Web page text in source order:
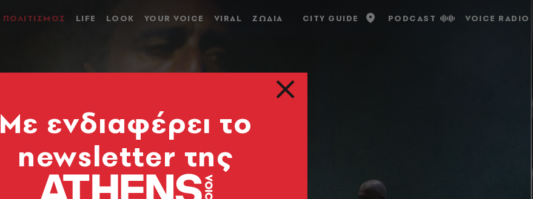
ΠΟΛΙΤΙΣΜΟΣ LIFE LOOK YOUR VOICE VIRAL ΖΩΔΙΑ CITY GUIDE PODCAST VOICE RADIO
Mε ενδιαφέρει το
newsletter της